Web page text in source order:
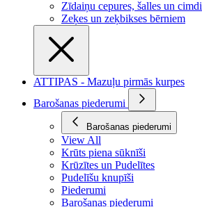
Zīdaiņu cepures, šalles un cimdi
Zeķes un zeķbikses bērniem
ATTIPAS - Mazuļu pirmās kurpes
Barošanas piederumi
Barošanas piederumi
View All
Krūts piena sūknīši
Krūzītes un Pudelītes
Pudelīšu knupīši
Piederumi
Barošanas piederumi